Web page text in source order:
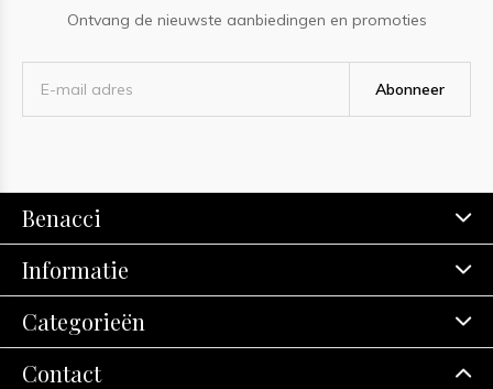
Ontvang de nieuwste aanbiedingen en promoties
Abonneer
Benacci
Informatie
Categorieën
Contact